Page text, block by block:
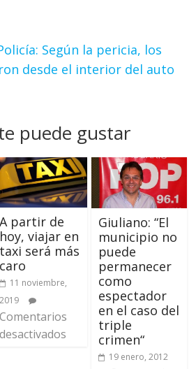
Según la pericia, los
desde el interior del auto
puede gustar
A partir de
hoy, viajar en
taxi será más
caro
11 noviembre,
2019
Comentarios
desactivados
Giuliano: “El
municipio no
puede
permanecer
como
espectador
en el caso del
triple
crimen“
19 enero, 2012